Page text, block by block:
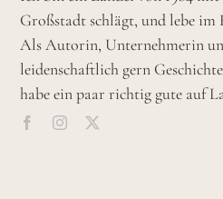
Großstadt schlägt, und lebe
Als Autorin, Unternehmerin
leidenschaftlich gern
habe ein paar richtig gute auf